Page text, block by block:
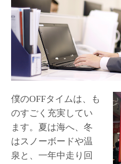
僕のOFFタイムは、も
のすごく充実してい
ます。夏は海へ、冬
はスノーボードや温
泉と、一年中走り回